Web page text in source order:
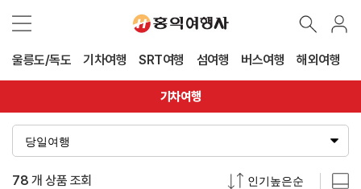
울릉도/독도 기차여행 SRT여행 섬여행 버스여행 해외여행
기차여행
78 개 상품 조회